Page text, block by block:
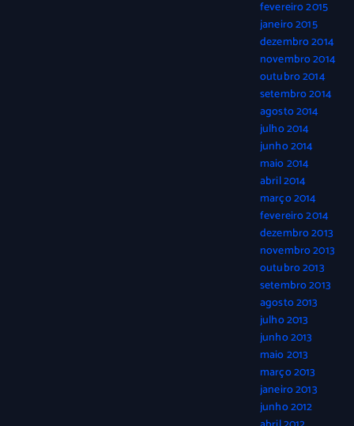
fevereiro 2015
janeiro 2015
dezembro 2014
novembro 2014
outubro 2014
setembro 2014
agosto 2014
julho 2014
junho 2014
maio 2014
abril 2014
março 2014
fevereiro 2014
dezembro 2013
novembro 2013
outubro 2013
setembro 2013
agosto 2013
julho 2013
junho 2013
maio 2013
março 2013
janeiro 2013
junho 2012